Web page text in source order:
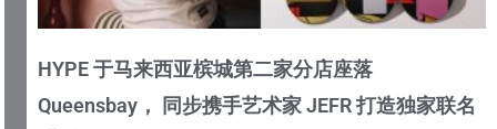
HYPE 于马来西亚槟城第二家分店座落
Queensbay， 同步携手艺术家 JEFR 打造独家联名